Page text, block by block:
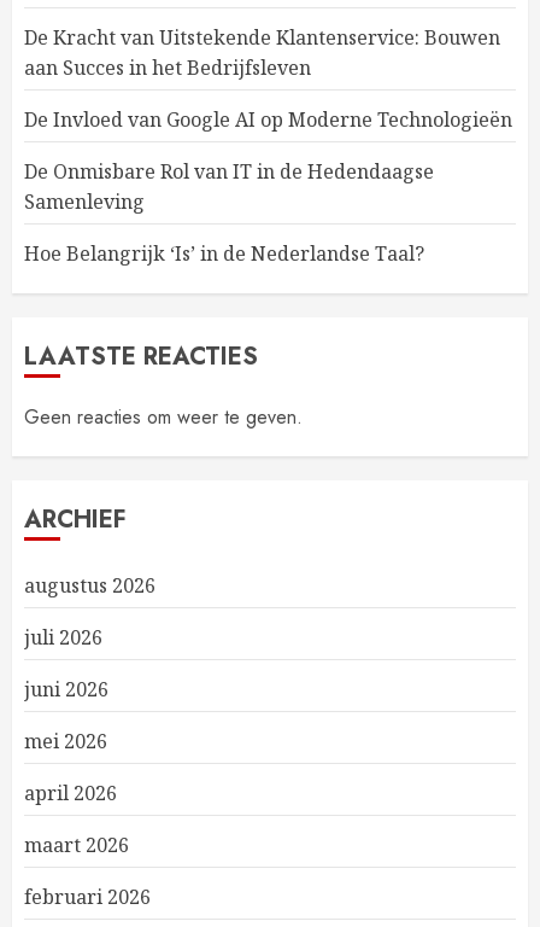
De Kracht van Uitstekende Klantenservice: Bouwen
aan Succes in het Bedrijfsleven
De Invloed van Google AI op Moderne Technologieën
De Onmisbare Rol van IT in de Hedendaagse
Samenleving
Hoe Belangrijk ‘Is’ in de Nederlandse Taal?
LAATSTE REACTIES
Geen reacties om weer te geven.
ARCHIEF
augustus 2026
juli 2026
juni 2026
mei 2026
april 2026
maart 2026
februari 2026